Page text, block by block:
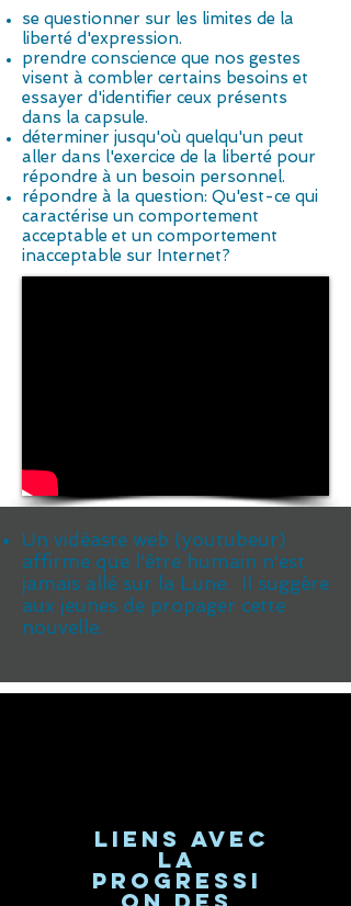
se questionner sur les limites de la
liberté d'expression.
prendre conscience que nos gestes
visent à combler certains besoins et
essayer d'identifier ceux présents
dans la capsule.
déterminer jusqu'où quelqu'un peut
aller dans l'exercice de la liberté pour
répondre à un besoin personnel.
répondre à la question: Qu'est-ce qui
caractérise un comportement
acceptable et un comportement
inacceptable sur Internet?
Un vidéaste web (youtubeur)
affirme que l'être humain n'est
jamais allé sur la Lune. Il suggère
aux jeunes de propager cette
nouvelle.
Liens avec
la
progressi